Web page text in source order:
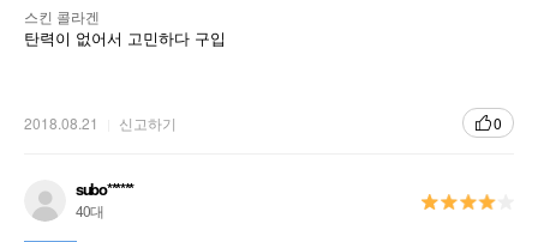
스킨콜라겐은 간편하게 즐기는 아모레퍼시픽의
대표 뷰티 앰플입니다.
어 주세요.
흡수가 빠른 저분자 피쉬콜라겐 3,000 mg 함
유
스킨 콜라겐
탄력이 없어서 고민하다 구입
2018.08.21 신고하기 0
subo******
40대